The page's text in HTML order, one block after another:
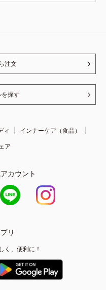
注文
探す
ィ
インナーケア（食品）
ア
カウント
リ
く、便利に！